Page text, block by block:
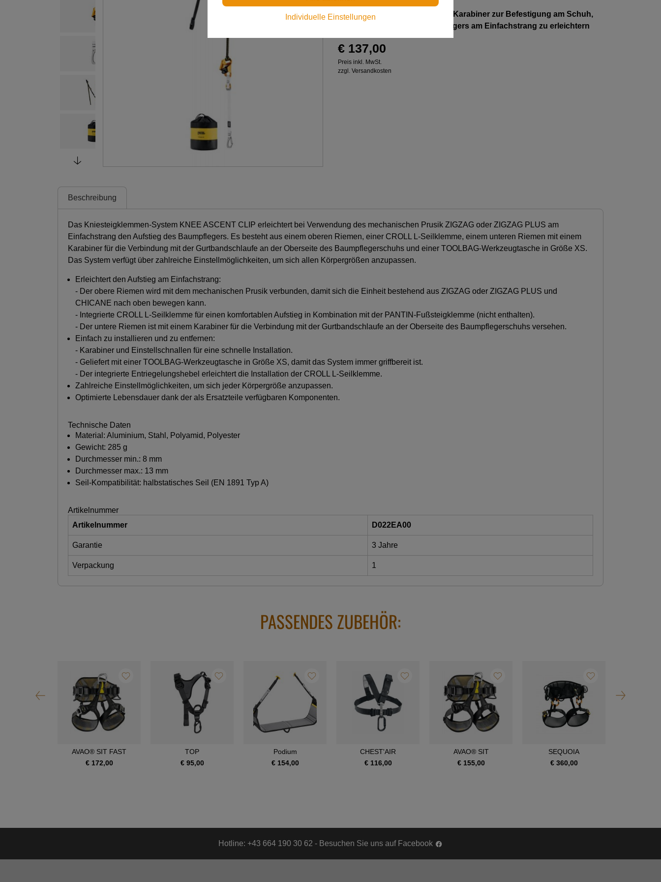
Kniesteigklemmen-System mit Karabiner zur Befestigung am Schuh,
um den Aufstieg des Baumpflegers am Einfachstrang zu erleichtern
€ 137,00
Preis inkl. MwSt.
zzgl. Versandkosten
Beschreibung
Das Kniesteigklemmen-System KNEE ASCENT CLIP erleichtert bei Verwendung des mechanischen Prusik ZIGZAG oder ZIGZAG PLUS am
Einfachstrang den Aufstieg des Baumpflegers. Es besteht aus einem oberen Riemen, einer CROLL L-Seilklemme, einem unteren Riemen mit einem
Karabiner für die Verbindung mit der Gurtbandschlaufe an der Oberseite des Baumpflegerschuhs und einer TOOLBAG-Werkzeugtasche in Größe XS.
Das System verfügt über zahlreiche Einstellmöglichkeiten, um sich allen Körpergrößen anzupassen.
Erleichtert den Aufstieg am Einfachstrang:
- Der obere Riemen wird mit dem mechanischen Prusik verbunden, damit sich die Einheit bestehend aus ZIGZAG oder ZIGZAG PLUS und
CHICANE nach oben bewegen kann.
- Integrierte CROLL L-Seilklemme für einen komfortablen Aufstieg in Kombination mit der PANTIN-Fußsteigklemme (nicht enthalten).
- Der untere Riemen ist mit einem Karabiner für die Verbindung mit der Gurtbandschlaufe an der Oberseite des Baumpflegerschuhs versehen.
Einfach zu installieren und zu entfernen:
- Karabiner und Einstellschnallen für eine schnelle Installation.
- Geliefert mit einer TOOLBAG-Werkzeugtasche in Größe XS, damit das System immer griffbereit ist.
- Der integrierte Entriegelungshebel erleichtert die Installation der CROLL L-Seilklemme.
Zahlreiche Einstellmöglichkeiten, um sich jeder Körpergröße anzupassen.
Optimierte Lebensdauer dank der als Ersatzteile verfügbaren Komponenten.
Technische Daten
Material: Aluminium, Stahl, Polyamid, Polyester
Gewicht: 285 g
Durchmesser min.: 8 mm
Durchmesser max.: 13 mm
Seil-Kompatibilität: halbstatisches Seil (EN 1891 Typ A)
Artikelnummer
Artikelnummer
D022EA00
Garantie 3 Jahre
Verpackung 1
PASSENDES ZUBEHÖR:
AVAO® SIT FAST
€ 172,00
TOP
€ 95,00
Podium
€ 154,00
CHEST'AIR
€ 116,00
AVAO® SIT
€ 155,00
SEQUOIA
€ 360,00
Individuelle Einstellungen
Hotline: +43 664 190 30 62 - Besuchen Sie uns auf Facebook